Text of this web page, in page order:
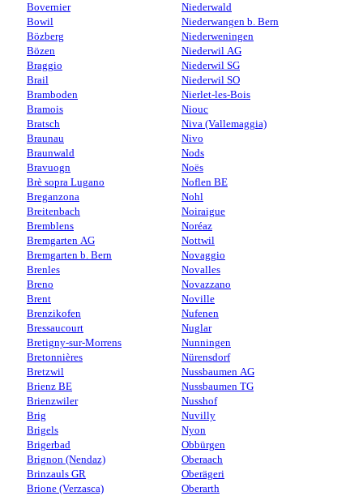
Bovernier
Bowil
Bözberg
Bözen
Braggio
Brail
Bramboden
Bramois
Bratsch
Braunau
Braunwald
Bravuogn
Brè sopra Lugano
Breganzona
Breitenbach
Bremblens
Bremgarten AG
Bremgarten b. Bern
Brenles
Breno
Brent
Brenzikofen
Bressaucourt
Bretigny-sur-Morrens
Bretonnières
Bretzwil
Brienz BE
Brienzwiler
Brig
Brigels
Brigerbad
Brignon (Nendaz)
Brinzauls GR
Brione (Verzasca)
Niederwald
Niederwangen b. Bern
Niederweningen
Niederwil AG
Niederwil SG
Niederwil SO
Nierlet-les-Bois
Niouc
Niva (Vallemaggia)
Nivo
Nods
Noës
Noflen BE
Nohl
Noiraigue
Noréaz
Nottwil
Novaggio
Novalles
Novazzano
Noville
Nufenen
Nuglar
Nunningen
Nürensdorf
Nussbaumen AG
Nussbaumen TG
Nusshof
Nuvilly
Nyon
Obbürgen
Oberaach
Oberägeri
Oberarth